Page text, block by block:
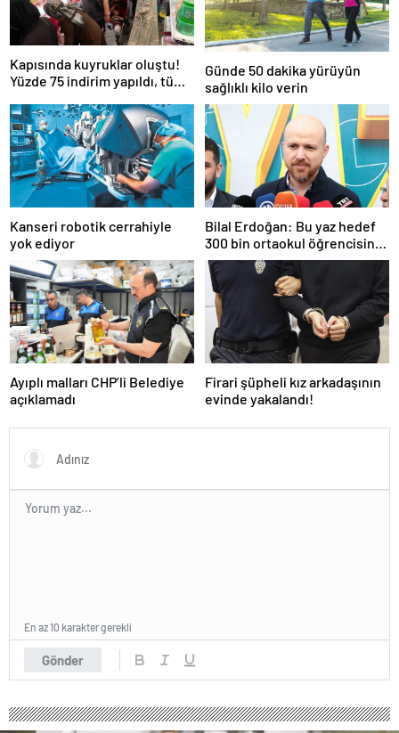
Kapısında kuyruklar oluştu!
Yüzde 75 indirim yapıldı, tüm
Günde 50 dakika yürüyün
sağlıklı kilo verin
Kanseri robotik cerrahiyle
yok ediyor
Bilal Erdoğan: Bu yaz hedef
300 bin ortaokul öğrencisini
yaz okullarında ağırlamak
Ayıplı malları CHP’li Belediye
açıklamadı
Firari şüpheli kız arkadaşının
evinde yakalandı!
Gönder
En az 10 karakter gerekli